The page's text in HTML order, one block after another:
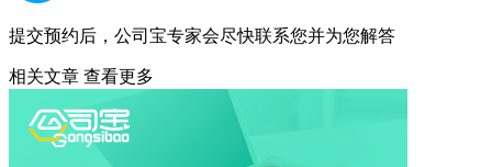
提交预约后，公司宝专家会尽快联系您并为您解答
相关文章 查看更多